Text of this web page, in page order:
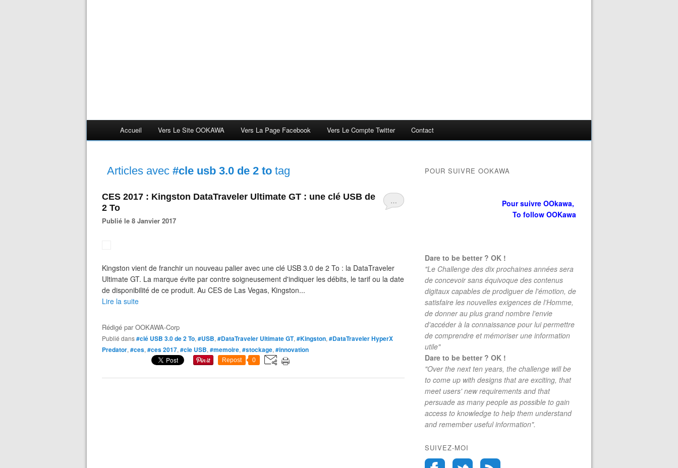
Accueil Vers Le Site OOKAWA Vers La Page Facebook Vers Le Compte Twitter Contact
Articles avec #cle usb 3.0 de 2 to tag
…
CES 2017 : Kingston DataTraveler Ultimate GT : une clé USB de
2 To
Publié le 8 Janvier 2017
Kingston vient de franchir un nouveau palier avec une clé USB 3.0 de 2 To : la DataTraveler
Ultimate GT. La marque évite par contre soigneusement d'indiquer les débits, le tarif ou la date
de disponibilité de ce produit. Au CES de Las Vegas, Kingston...
Lire la suite
Rédigé parOOKAWA-Corp
Publié dans#clé USB 3.0 de 2 To, #USB, #DataTraveler Ultimate GT, #Kingston, #DataTraveler HyperX
Predator, #ces, #ces 2017, #cle USB, #memoire, #stockage, #innovation
Repost 0
POUR SUIVRE OOKAWA
Pour suivre OOkawa,
To follow OOKawa
Dare to be better ? OK !
"Le Challenge des dix prochaines années sera
de concevoir sans équivoque des contenus
digitaux capables de prodiguer de l'émotion, de
satisfaire les nouvelles exigences de l'Homme,
de donner au plus grand nombre l'envie
d'accéder à la connaissance pour lui permettre
de comprendre et mémoriser une information
utile"
Dare to be better ? OK !
"Over the next ten years, the challenge will be
to come up with designs that are exciting, that
meet users' new requirements and that
persuade as many people as possible to gain
access to knowledge to help them understand
and remember useful information".
SUIVEZ-MOI